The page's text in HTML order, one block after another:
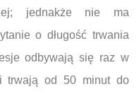
jednakże nie ma
o długość trwania
odbywają się raz w
trwają od 50 minut do